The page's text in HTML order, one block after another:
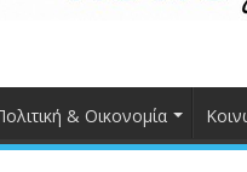
& Οικονομία